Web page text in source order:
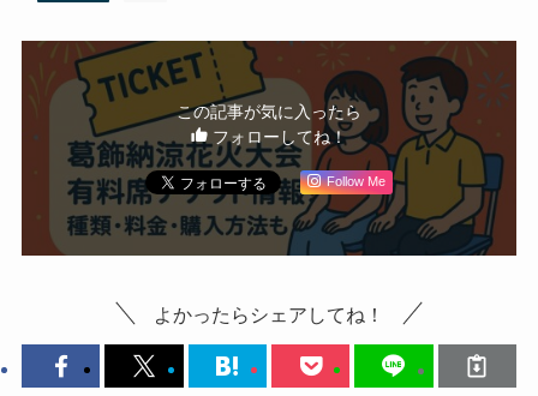
この記事が気に入ったら
フォローしてね！
Follow Me
よかったらシェアしてね！